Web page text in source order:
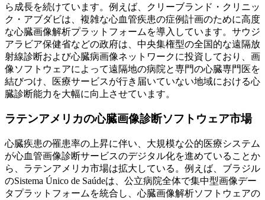
ら成長を続けています。例えば、クリーブランド・クリニッ
ク・アブダビは、複雑な心血管疾患の症例計画のために高度
な心臓画像解析プラットフォームを導入しています。サウジ
アラビア保健省などの政府は、中央集権型の全国的な遠隔放
射線診断および心臓病画像ネットワークに投資しており、画
像ソフトウェアによって遠隔地の病院と専門の心臓専門医を
結びつけ、医療サービスが行き届いていない地域における心
臓診断能力を大幅に向上させています。
ラテンアメリカの心臓画像診断ソフトウェア市場
心臓疾患の罹患率の上昇に伴い、大規模な公的医療システム
が心血管画像診断サービスのデジタル化を進めていることか
ら、ラテンアメリカ市場は拡大している。例えば、ブラジル
のSistema Único de Saúdeは、公立病院全体で集中型画像デー
タプラットフォームを統合し、心臓画像解析ソフトウェアの